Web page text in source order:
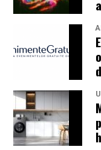
prezente la
masinile
Pozitia masinii
La un show
Cat de jos sta
impact vizual
diferenta intre